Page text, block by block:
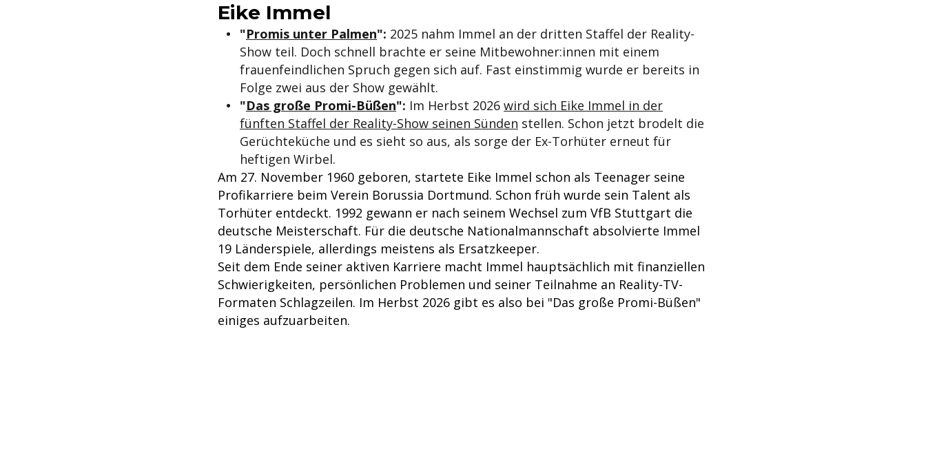
Eike Immel
"Promis unter Palmen": 2025 nahm Immel an der dritten Staffel der Reality-
Show teil. Doch schnell brachte er seine Mitbewohner:innen mit einem
frauenfeindlichen Spruch gegen sich auf. Fast einstimmig wurde er bereits in
Folge zwei aus der Show gewählt.
"Das große Promi-Büßen": Im Herbst 2026 wird sich Eike Immel in der
fünften Staffel der Reality-Show seinen Sünden stellen. Schon jetzt brodelt die
Gerüchteküche und es sieht so aus, als sorge der Ex-Torhüter erneut für
heftigen Wirbel.
Am 27. November 1960 geboren, startete Eike Immel schon als Teenager seine
Profikarriere beim Verein Borussia Dortmund. Schon früh wurde sein Talent als
Torhüter entdeckt. 1992 gewann er nach seinem Wechsel zum VfB Stuttgart die
deutsche Meisterschaft. Für die deutsche Nationalmannschaft absolvierte Immel
19 Länderspiele, allerdings meistens als Ersatzkeeper.
Seit dem Ende seiner aktiven Karriere macht Immel hauptsächlich mit finanziellen
Schwierigkeiten, persönlichen Problemen und seiner Teilnahme an Reality-TV-
Formaten Schlagzeilen. Im Herbst 2026 gibt es also bei "Das große Promi-Büßen"
einiges aufzuarbeiten.